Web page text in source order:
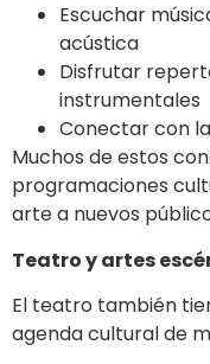
Escuchar
acústica
Disfrutar
instrumentales
Conectar con
Muchos de estos
programaciones
arte a nuevos
Teatro y artes
El teatro también
agenda cultural de